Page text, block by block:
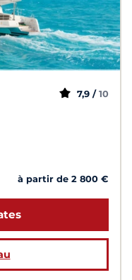
7,9 / 10
à partir de 2 800 €